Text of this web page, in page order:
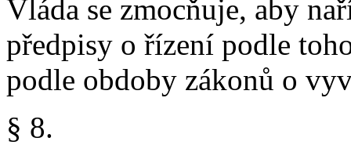
Vláda se zmocňuje, aby
předpisy o řízení podle
podle obdoby zákonů o
§ 8.